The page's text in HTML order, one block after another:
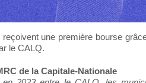
une première bourse
le CALQ.
de la Capitale-Nationale